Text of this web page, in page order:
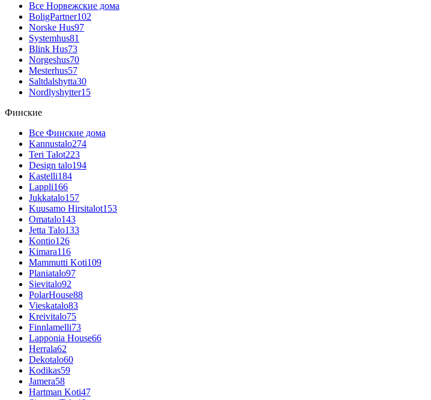
Все Норвежские дома
BoligPartner102
Norske Hus97
Systemhus81
Blink Hus73
Norgeshus70
Mesterhus57
Saltdalshytta30
Nordlyshytter15
Финские
Все Финские дома
Kannustalo274
Teri Talot223
Design talo194
Kastelli184
Lappli166
Jukkatalo157
Kuusamo Hirsitalot153
Omatalo143
Jetta Talo133
Kontio126
Kimara116
Mammutti Koti109
Planiatalo97
Sievitalo92
PolarHouse88
Vieskatalo83
Kreivitalo75
Finnlamelli73
Lapponia House66
Herrala62
Dekotalo60
Kodikas59
Jamera58
Hartman Koti47